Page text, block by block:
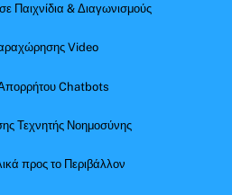
Παιχνίδια & Διαγωνισμούς
Video
Απορρήτου Chatbots
Τεχνητής Νοημοσύνης
προς το Περιβάλλον